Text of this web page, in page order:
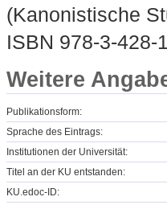
(Kanonistische
ISBN 978-3-428-
Weitere
Publikationsform:
Sprache des Eintrags:
Institutionen der Universität:
Titel an der KU entstanden:
KU.edoc-ID: